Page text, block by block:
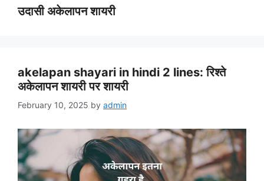
उदासी अकेलापन शायरी
akelapan shayari in hindi 2 lines: रिश्ते
अकेलापन शायरी पर शायरी
February 10, 2025 by admin